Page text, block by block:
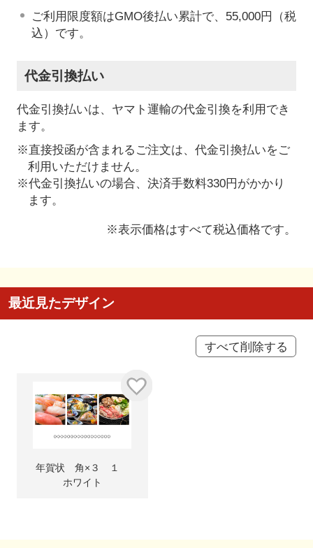
ご利用限度額はGMO後払い累計で、55,000円（税
込）です。
代金引換払い
代金引換払いは、ヤマト運輸の代金引換を利用でき
ます。
※直接投函が含まれるご注文は、代金引換払いをご
利用いただけません。
※代金引換払いの場合、決済手数料330円がかかり
ます。
※表示価格はすべて税込価格です。
最近見たデザイン
すべて削除する
年賀状 角×３ １
ホワイト